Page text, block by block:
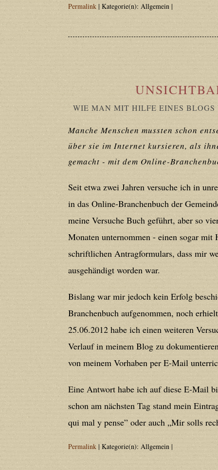
Deprecated: Creation of dynamic
in/home/users/confidit/www/cms/
Deprecated: Creation of dynamic
deprecated in/home/users/confidit/
line179
Deprecated: Creation of dynamic
in/home/users/confidit/www/cms/
Deprecated: Creation of dynamic
deprecated in/home/users/confidit/
line210
Deprecated: Creation of dynamic
deprecated in/home/users/confidit/
line212
Deprecated: Creation of dynamic
deprecated in/home/users/confidit/
line213
Deprecated: Creation of dynamic
/home/users/confidit/www/cms/
Deprecated: Creation of dynamic
in/home/users/confidit/www/cms/
Permalink| Kategorie(n): Allgemein |
WIE MAN MIT HILFE EINES
Manche Menschen mussten schon
über sie im Internet kursieren, als
gemacht - mit dem Online-
Seit etwa zwei Jahren versuche ich in
in das Online-Branchenbuch der
meine Versuche Buch geführt, aber so
Monaten unternommen - einen sogar mit
schriftlichen Antragformulars, dass mir
ausgehändigt worden war.
Bislang war mir jedoch kein Erfolg
Branchenbuch aufgenommen, noch
25.06.2012 habe ich einen weiteren
Verlauf in meinem Blog zu
von meinem Vorhaben per E-Mail
Eine Antwort habe ich auf diese E-Mail
schon am nächsten Tag stand mein
qui mal y pense” oder auch „Mir solls
Permalink| Kategorie(n): Allgemein |